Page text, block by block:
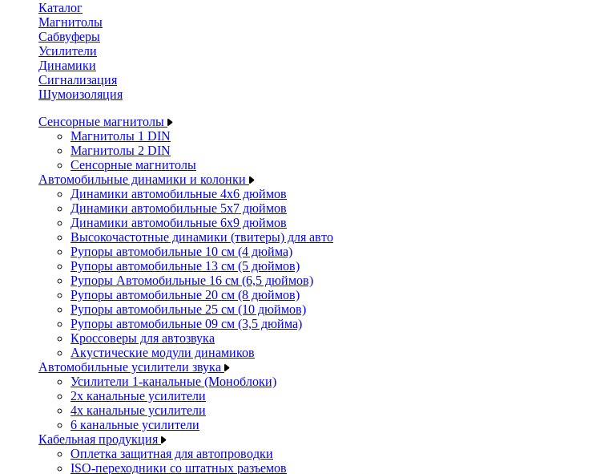
Каталог
Магнитолы
Сабвуферы
Усилители
Динамики
Сигнализация
Шумоизоляция
Сенсорные магнитолы
Магнитолы 1 DIN
Магнитолы 2 DIN
Сенсорные магнитолы
Автомобильные динамики и колонки
Динамики автомобильные 4x6 дюймов
Динамики автомобильные 5x7 дюймов
Динамики автомобильные 6x9 дюймов
Высокочастотные динамики (твитеры) для авто
Рупоры автомобильные 10 см (4 дюйма)
Рупоры автомобильные 13 см (5 дюймов)
Рупоры Автомобильные 16 см (6,5 дюймов)
Рупоры автомобильные 20 см (8 дюймов)
Рупоры автомобильные 25 см (10 дюймов)
Рупоры автомобильные 09 см (3,5 дюйма)
Кроссоверы для автозвука
Акустические модули динамиков
Автомобильные усилители звука
Усилители 1-канальные (Моноблоки)
2х канальные усилители
4х канальные усилители
6 канальные усилители
Кабельная продукция
Оплетка защитная для автопроводки
ISO-переходники со штатных разъемов